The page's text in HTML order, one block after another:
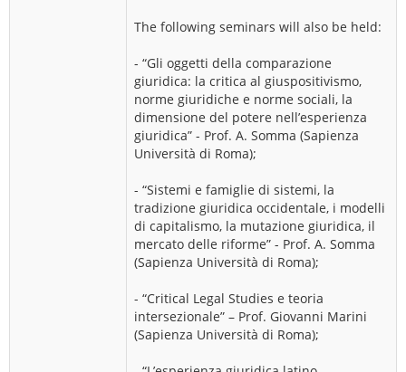
The following seminars will also be held:
- “Gli oggetti della comparazione
giuridica: la critica al giuspositivismo,
norme giuridiche e norme sociali, la
dimensione del potere nell’esperienza
giuridica” - Prof. A. Somma (Sapienza
Università di Roma);
- “Sistemi e famiglie di sistemi, la
tradizione giuridica occidentale, i modelli
di capitalismo, la mutazione giuridica, il
mercato delle riforme” - Prof. A. Somma
(Sapienza Università di Roma);
- “Critical Legal Studies e teoria
intersezionale” – Prof. Giovanni Marini
(Sapienza Università di Roma);